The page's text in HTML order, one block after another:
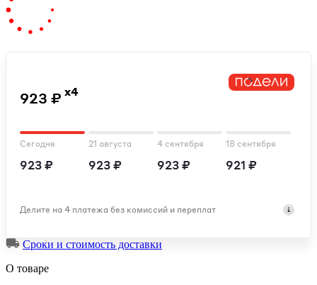
923 ₽ x4
Сегодня
923 ₽
21 августа
923 ₽
4 сентября
923 ₽
18 сентября
921 ₽
Делите на 4 платежа без комиссий и переплат
Сроки и стоимость доставки
О товаре